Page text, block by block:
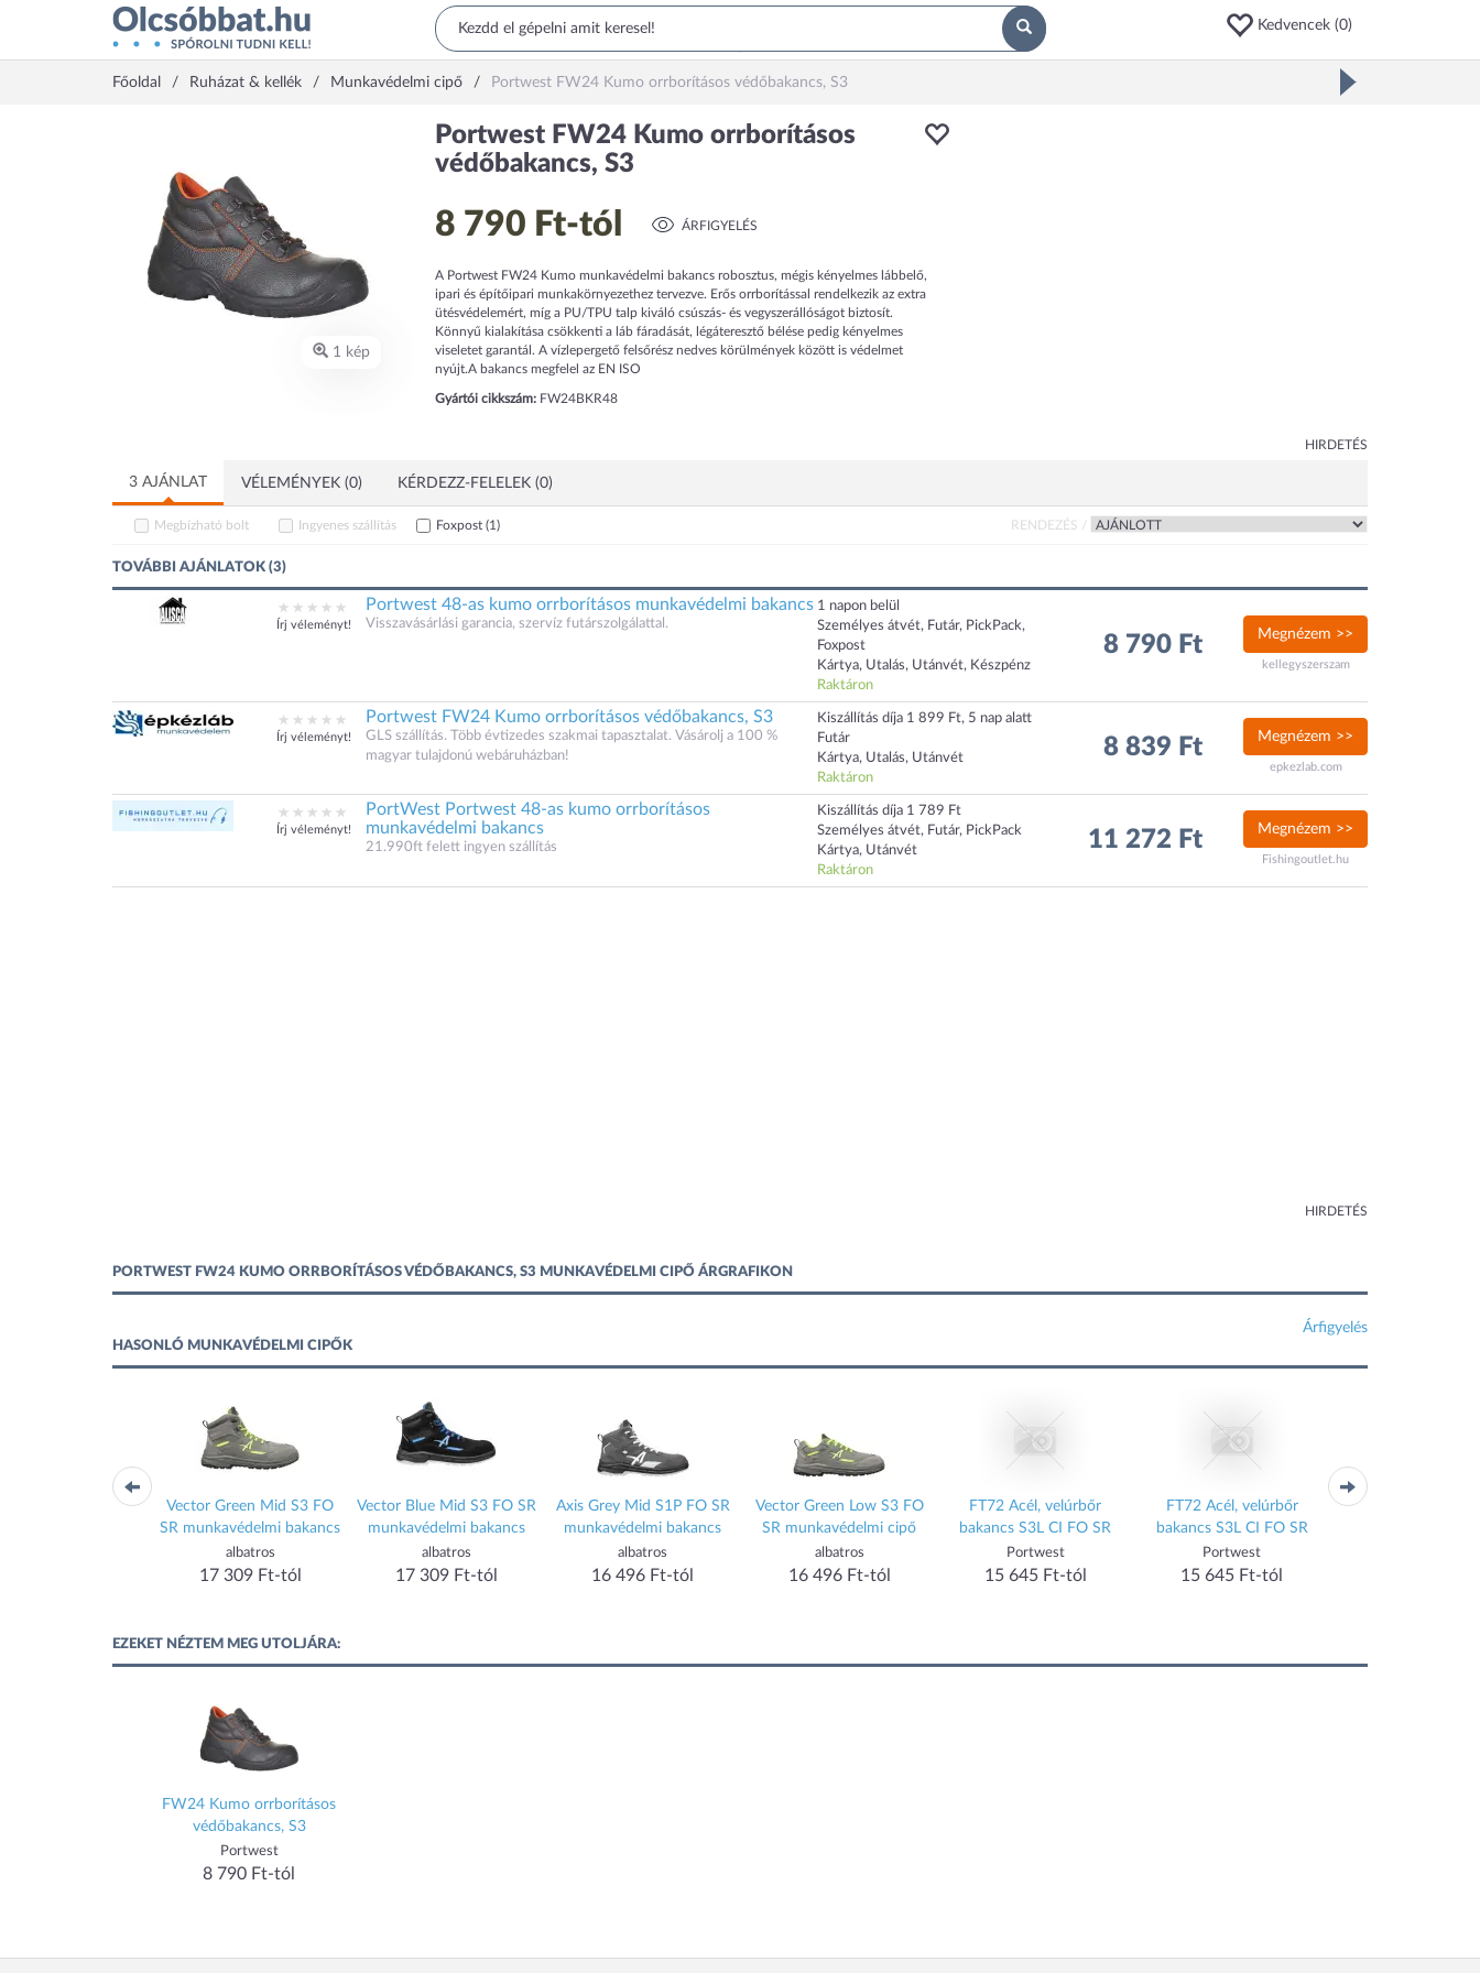
Kedvencek (0)
Főoldal Ruházat & kellék Munkavédelmi cipő Portwest FW24 Kumo orrborításos védőbakancs, S3
1 kép
Portwest FW24 Kumo orrborításos
védőbakancs, S3
8 790 Ft-tól ÁRFIGYELÉS
A Portwest FW24 Kumo munkavédelmi bakancs robosztus, mégis kényelmes lábbelő,
ipari és építőipari munkakörnyezethez tervezve. Erős orrborítással rendelkezik az extra
ütésvédelemért, míg a PU/TPU talp kiváló csúszás- és vegyszerállóságot biztosít.
Könnyű kialakítása csökkenti a láb fáradását, légáteresztő bélése pedig kényelmes
viseletet garantál. A vízlepergető felsőrész nedves körülmények között is védelmet
nyújt.A bakancs megfelel az EN ISO
Gyártói cikkszám:FW24BKR48
HIRDETÉS
3 AJÁNLAT VÉLEMÉNYEK (0) KÉRDEZZ-FELELEK (0)
Megbízható bolt Ingyenes szállítás Foxpost (1) RENDEZÉS /
TOVÁBBI AJÁNLATOK (3)
Írj véleményt!
Portwest 48-as kumo orrborításos munkavédelmi bakancs
Visszavásárlási garancia, szervíz futárszolgálattal.
1 napon belül
Személyes átvét, Futár, PickPack,
Foxpost
Kártya, Utalás, Utánvét, Készpénz
Raktáron
8 790 Ft Megnézem >>
kellegyszerszam
Írj véleményt!
Portwest FW24 Kumo orrborításos védőbakancs, S3
GLS szállítás. Több évtizedes szakmai tapasztalat. Vásárolj a 100 %
magyar tulajdonú webáruházban!
Kiszállítás díja 1 899 Ft, 5 nap alatt
Futár
Kártya, Utalás, Utánvét
Raktáron
8 839 Ft Megnézem >>
epkezlab.com
Írj véleményt!
PortWest Portwest 48-as kumo orrborításos
munkavédelmi bakancs
21.990ft felett ingyen szállítás
Kiszállítás díja 1 789 Ft
Személyes átvét, Futár, PickPack
Kártya, Utánvét
Raktáron
11 272 Ft Megnézem >>
Fishingoutlet.hu
HIRDETÉS
PORTWEST FW24 KUMO ORRBORÍTÁSOS VÉDŐBAKANCS, S3 MUNKAVÉDELMI CIPŐ ÁRGRAFIKON
Árfigyelés
HASONLÓ MUNKAVÉDELMI CIPŐK
Low S1P FO
Vector Green Mid S3 FO
SR munkavédelmi bakancs
albatros
17 309 Ft-tól
Vector Blue Mid S3 FO SR
munkavédelmi bakancs
albatros
17 309 Ft-tól
Axis Grey Mid S1P FO SR
munkavédelmi bakancs
albatros
16 496 Ft-tól
Vector Green Low S3 FO
SR munkavédelmi cipő
albatros
16 496 Ft-tól
FT72 Acél, velúrbőr
bakancs S3L CI FO SR
Portwest
15 645 Ft-tól
FT72 Acél, velúrbőr
bakancs S3L CI FO SR
Portwest
15 645 Ft-tól
EZEKET NÉZTEM MEG UTOLJÁRA:
FW24 Kumo orrborításos
védőbakancs, S3
Portwest
8 790 Ft-tól